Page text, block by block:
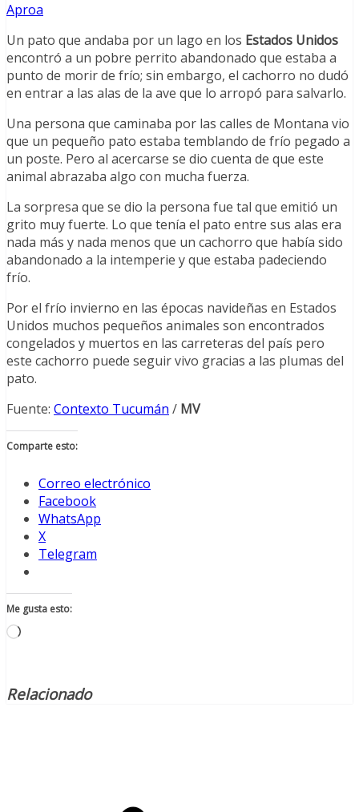
Aproa
Un pato que andaba por un lago en los Estados Unidos
encontró a un pobre perrito abandonado que estaba a
punto de morir de frío; sin embargo, el cachorro no dudó
en entrar a las alas de la ave que lo arropó para salvarlo.
Una persona que caminaba por las calles de Montana vio
que un pequeño pato estaba temblando de frío pegado a
un poste. Pero al acercarse se dio cuenta de que este
animal abrazaba algo con mucha fuerza.
La sorpresa que se dio la persona fue tal que emitió un
grito muy fuerte. Lo que tenía el pato entre sus alas era
nada más y nada menos que un cachorro que había sido
abandonado a la intemperie y que estaba padeciendo
frío.
Por el frío invierno en las épocas navideñas en Estados
Unidos muchos pequeños animales son encontrados
congelados y muertos en las carreteras del país pero
este cachorro puede seguir vivo gracias a las plumas del
pato.
Fuente: Contexto Tucumán / MV
Comparte esto:
Correo electrónico
Facebook
WhatsApp
X
Telegram
Me gusta esto:
Cargando...
Relacionado